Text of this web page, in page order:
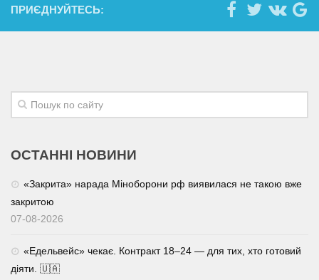
ПРИЄДНУЙТЕСЬ:
ОСТАННІ НОВИНИ
«Закрита» нарада Міноборони рф виявилася не такою вже
закритою
07-08-2026
«Едельвейс» чекає. Контракт 18–24 — для тих, хто готовий
діяти. 🇺🇦